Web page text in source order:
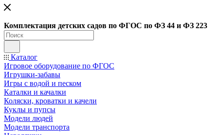
Комплектация детских садов по ФГОC по ФЗ 44 и ФЗ 223
Каталог
Игровое оборудование по ФГОС
Игрушки-забавы
Игры с водой и песком
Каталки и качалки
Коляски, кроватки и качели
Куклы и пупсы
Модели людей
Модели транспорта